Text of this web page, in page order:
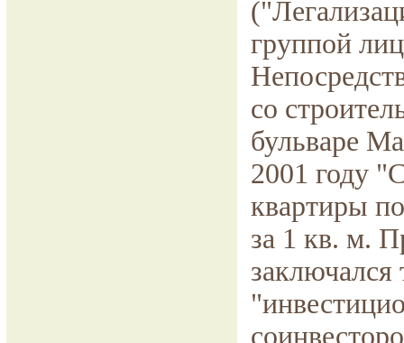
группой
со
бульваре
2001 году
квартиры
за 1 кв. м.
заключался